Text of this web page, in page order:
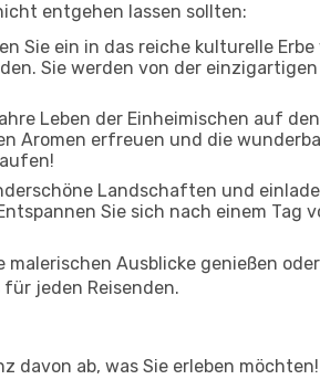
entgehen lassen sollten:
Sie ein in das reiche kulturelle
Sie werden von der
Leben der Einheimischen auf
Aromen erfreuen und die
Landschaften und
Sie sich nach einem Tag
Ausblicke genießen
jeden Reisenden.
ab, was Sie erleben